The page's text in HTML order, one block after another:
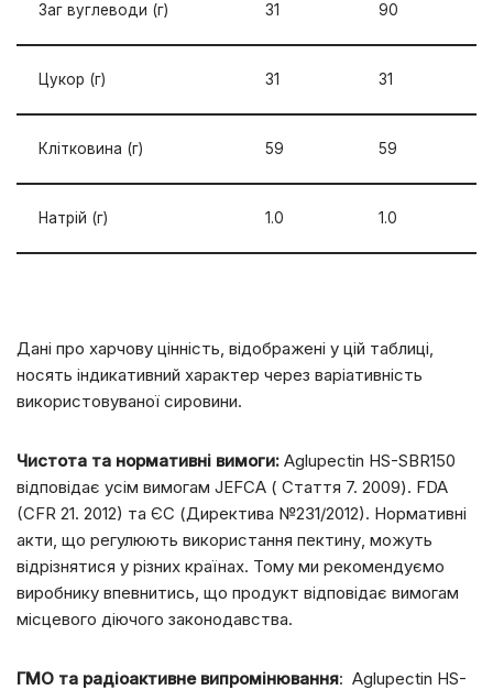
Заг вуглеводи (г) 31 90
Цукор (г) 31 31
Клітковина (г) 59 59
Натрій (г) 1.0 1.0
Дані про харчову цінність, відображені у цій таблиці,
носять індикативний характер через варіативність
використовуваної сировини.
Чистота та нормативні вимоги: Aglupectin HS-SBR150
відповідає усім вимогам JEFCA ( Стаття 7. 2009). FDA
(CFR 21. 2012) та ЄС (Директива №231/2012). Нормативні
акти, що регулюють використання пектину, можуть
відрізнятися у різних країнах. Тому ми рекомендуємо
виробнику впевнитись, що продукт відповідає вимогам
місцевого діючого законодавства.
ГМО та радіоактивне випромінювання: Aglupectin HS-